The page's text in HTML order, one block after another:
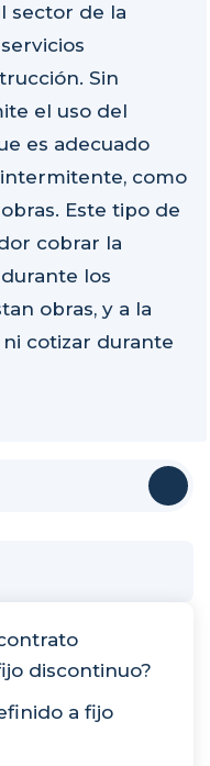
discontinuo?
a fijo
sector de la
Sin
el uso del
es adecuado
como
Este tipo de
cobrar la
los
obras, y a la
cotizar durante